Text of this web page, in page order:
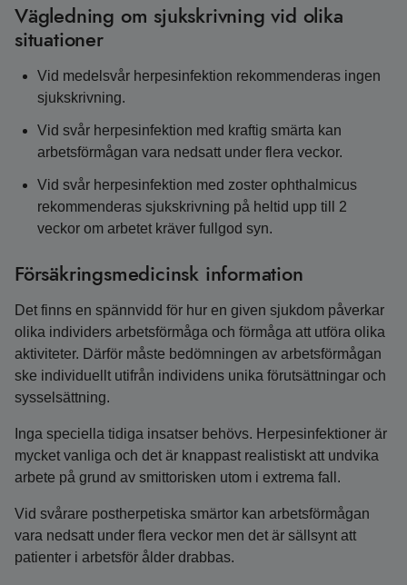
Vägledning om sjukskrivning vid olika
situationer
Vid medelsvår herpesinfektion rekommenderas ingen
sjukskrivning.
Vid svår herpesinfektion med kraftig smärta kan
arbetsförmågan vara nedsatt under flera veckor.
Vid svår herpesinfektion med zoster ophthalmicus
rekommenderas sjukskrivning på heltid upp till 2
veckor om arbetet kräver fullgod syn.
Försäkringsmedicinsk information
Det finns en spännvidd för hur en given sjukdom påverkar
olika individers arbetsförmåga och förmåga att utföra olika
aktiviteter. Därför måste bedömningen av arbetsförmågan
ske individuellt utifrån individens unika förutsättningar och
sysselsättning.
Inga speciella tidiga insatser behövs. Herpesinfektioner är
mycket vanliga och det är knappast realistiskt att undvika
arbete på grund av smittorisken utom i extrema fall.
Vid svårare postherpetiska smärtor kan arbetsförmågan
vara nedsatt under flera veckor men det är sällsynt att
patienter i arbetsför ålder drabbas.